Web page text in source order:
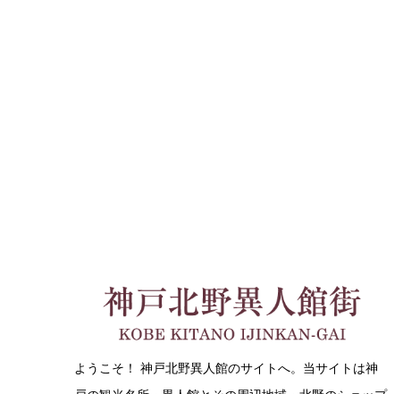
ようこそ！ 神戸北野異人館のサイトへ。当サイトは神